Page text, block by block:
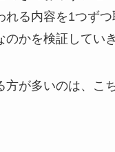
れる内容を1つず
のかを検証してい
方が多いのは、こ